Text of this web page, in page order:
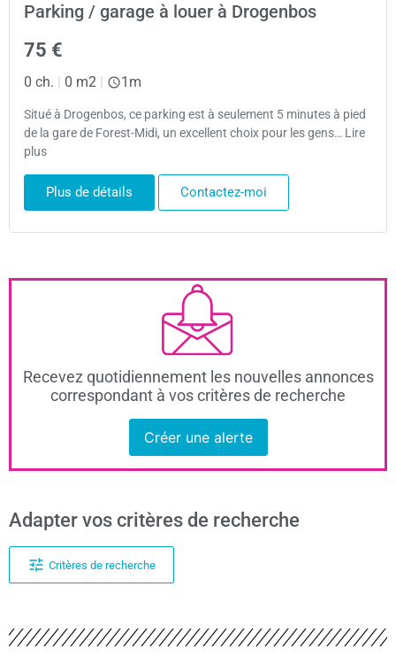
Parking / garage à louer à Drogenbos
75 €
0 ch. | 0 m2 | 1m
Situé à Drogenbos, ce parking est à seulement 5 minutes à pied
de la gare de Forest-Midi, un excellent choix pour les gens… Lire
plus
Plus de détails Contactez-moi
Recevez quotidiennement les nouvelles annonces
correspondant à vos critères de recherche
Créer une alerte
Adapter vos critères de recherche
Critères de recherche